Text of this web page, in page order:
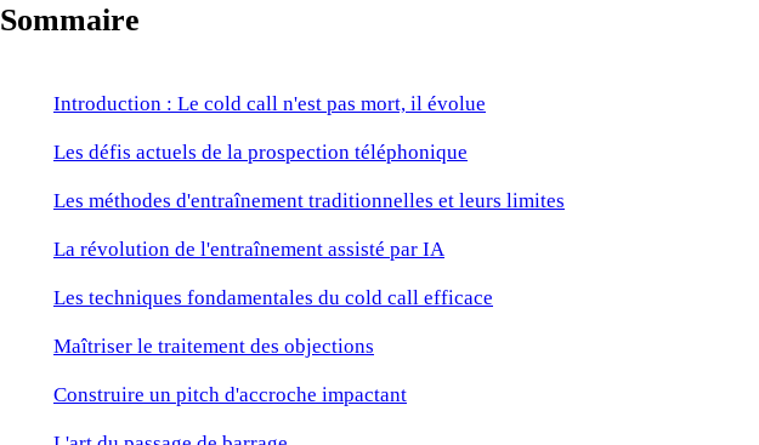
Sommaire
Introduction : Le cold call n'est pas mort, il évolue
Les défis actuels de la prospection téléphonique
Les méthodes d'entraînement traditionnelles et leurs limites
La révolution de l'entraînement assisté par IA
Les techniques fondamentales du cold call efficace
Maîtriser le traitement des objections
Construire un pitch d'accroche impactant